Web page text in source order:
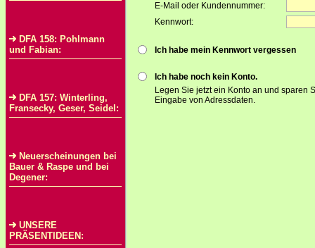
DFA 158: Pohlmann
und Fabian:
DFA 157: Winterling,
Fransecky, Geser, Seidel:
Neuerscheinungen bei
Bauer & Raspe und bei
Degener:
UNSERE
PRÄSENTIDEEN:
E-Mail oder Kundennummer:
Kennwort:
Ich habe mein Kennwort vergessen
Ich habe noch kein Konto.
Legen Sie jetzt ein Konto an und sparen
Eingabe von Adressdaten.